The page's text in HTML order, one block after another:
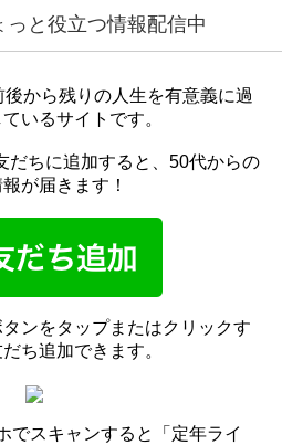
と役立つ情報配信中
後から残りの人生を有意義に過
いるサイトです。
だちに追加すると、50代からの
が届きます！
タンをタップまたはクリックす
ち追加できます。
でスキャンすると「定年ライ